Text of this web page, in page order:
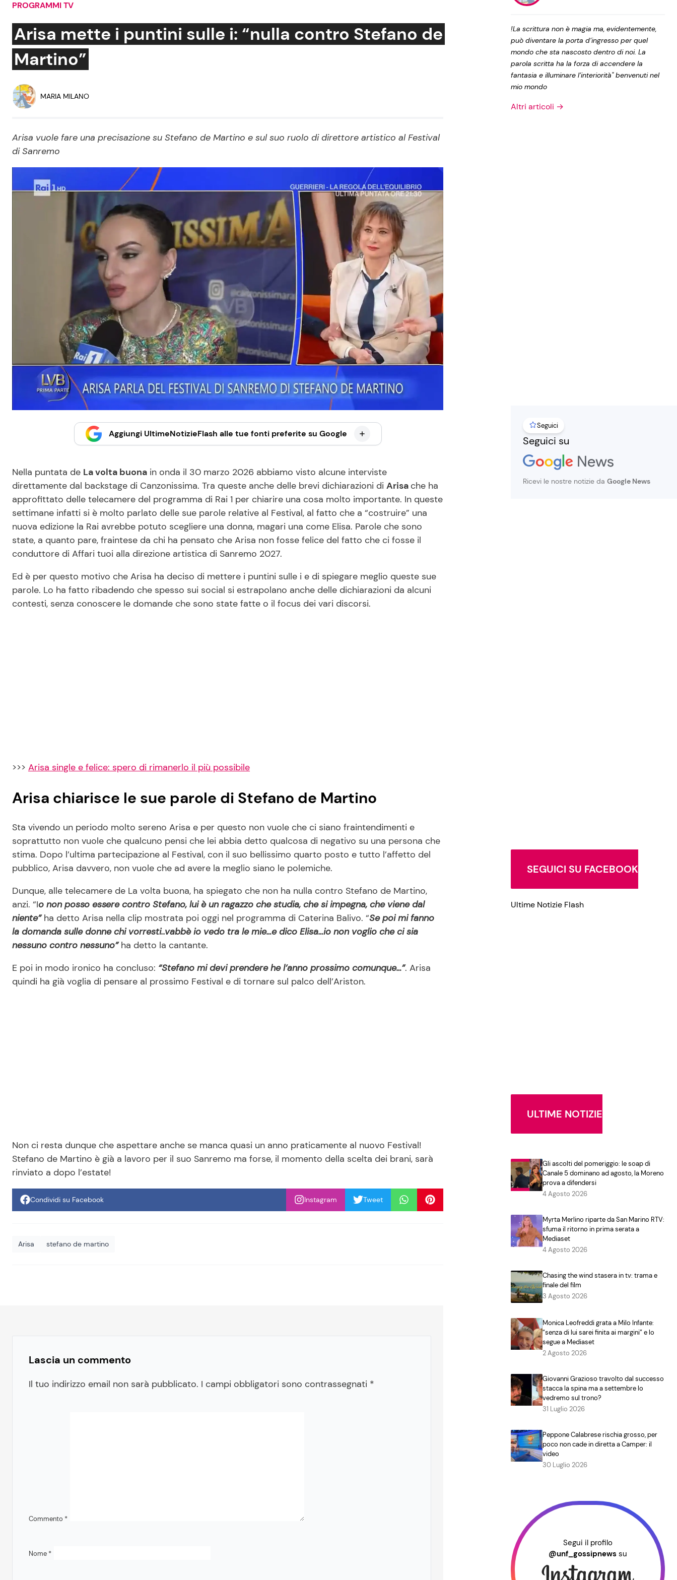
Social News
News dal mondo
Salute
Viaggi e Turismo
Ricette Facili e Veloci
Ricette Feste
Ricette per Bambini
Privacy Policy
PROGRAMMI TV
Arisa mette i puntini sulle i: “nulla contro Stefano de
Martino”
MARIA MILANO
Arisa vuole fare una precisazione su Stefano de Martino e sul suo ruolo di direttore artistico al Festival
di Sanremo
Aggiungi UltimeNotizieFlash alle tue fonti preferite su Google
Nella puntata de La volta buona in onda il 30 marzo 2026 abbiamo visto alcune interviste
direttamente dal backstage di Canzonissima. Tra queste anche delle brevi dichiarazioni di Arisa che ha
approfittato delle telecamere del programma di Rai 1 per chiarire una cosa molto importante. In queste
settimane infatti si è molto parlato delle sue parole relative al Festival, al fatto che a “costruire” una
nuova edizione la Rai avrebbe potuto scegliere una donna, magari una come Elisa. Parole che sono
state, a quanto pare, fraintese da chi ha pensato che Arisa non fosse felice del fatto che ci fosse il
conduttore di Affari tuoi alla direzione artistica di Sanremo 2027.
Ed è per questo motivo che Arisa ha deciso di mettere i puntini sulle i e di spiegare meglio queste sue
parole. Lo ha fatto ribadendo che spesso sui social si estrapolano anche delle dichiarazioni da alcuni
contesti, senza conoscere le domande che sono state fatte o il focus dei vari discorsi.
>>> Arisa single e felice: spero di rimanerlo il più possibile
Arisa chiarisce le sue parole di Stefano de Martino
Sta vivendo un periodo molto sereno Arisa e per questo non vuole che ci siano fraintendimenti e
soprattutto non vuole che qualcuno pensi che lei abbia detto qualcosa di negativo su una persona che
stima. Dopo l’ultima partecipazione al Festival, con il suo bellissimo quarto posto e tutto l’affetto del
pubblico, Arisa davvero, non vuole che ad avere la meglio siano le polemiche.
Dunque, alle telecamere de La volta buona, ha spiegato che non ha nulla contro Stefano de Martino,
anzi. “Io non posso essere contro Stefano, lui è un ragazzo che studia, che si impegna, che viene dal
niente”ha detto Arisa nella clip mostrata poi oggi nel programma di Caterina Balivo. “Se poi mi fanno
la domanda sulle donne chi vorresti..vabbè io vedo tra le mie…e dico Elisa…io non voglio che ci sia
nessuno contro nessuno”ha detto la cantante.
E poi in modo ironico ha concluso: “Stefano mi devi prendere he l’anno prossimo comunque…”. Arisa
quindi ha già voglia di pensare al prossimo Festival e di tornare sul palco dell’Ariston.
Non ci resta dunque che aspettare anche se manca quasi un anno praticamente al nuovo Festival!
Stefano de Martino è già a lavoro per il suo Sanremo ma forse, il momento della scelta dei brani, sarà
rinviato a dopo l’estate!
Condividi su Facebook Instagram Tweet
Arisa stefano de martino
Lascia un commento
Il tuo indirizzo email non sarà pubblicato. I campi obbligatori sono contrassegnati *
Commento *
Nome *
!La scrittura non è magia ma, evidentemente,
può diventare la porta d’ingresso per quel
mondo che sta nascosto dentro di noi. La
parola scritta ha la forza di accendere la
fantasia e illuminare l’interiorità" benvenuti nel
mio mondo
Altri articoli →
Seguici
Seguici su
Ricevi le nostre notizie da Google News
SEGUICI SU FACEBOOK
Ultime Notizie Flash
ULTIME NOTIZIE
Gli ascolti del pomeriggio: le soap di
Canale 5 dominano ad agosto, la Moreno
prova a difendersi
4 Agosto 2026
Myrta Merlino riparte da San Marino RTV:
sfuma il ritorno in prima serata a
Mediaset
4 Agosto 2026
Chasing the wind stasera in tv: trama e
finale del film
3 Agosto 2026
Monica Leofreddi grata a Milo Infante:
“senza di lui sarei finita ai margini” e lo
segue a Mediaset
2 Agosto 2026
Giovanni Grazioso travolto dal successo
stacca la spina ma a settembre lo
vedremo sul trono?
31 Luglio 2026
Peppone Calabrese rischia grosso, per
poco non cade in diretta a Camper: il
video
30 Luglio 2026
Segui il profilo
@unf_gossipnews su